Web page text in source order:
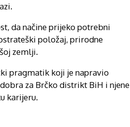
da načine prijeko potrebni
položaj, prirodne
zemlji.
pragmatik koji je napravio
za Brčko distrikt BiH i njene
karijeru.